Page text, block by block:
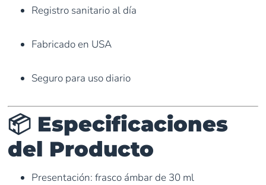
Registro sanitario al día
Fabricado en USA
Seguro para uso diario
📦 Especificaciones
del Producto
Presentación: frasco ámbar de 30 ml